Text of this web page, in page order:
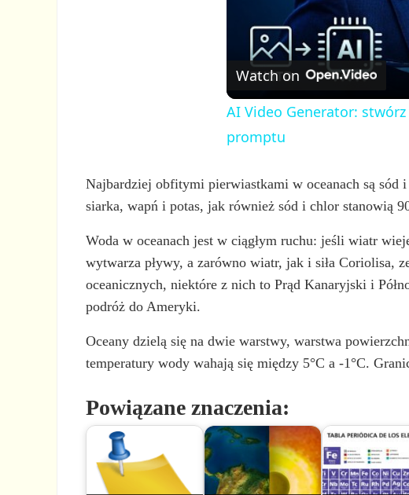
Watch on
AI Video Generator:
promptu
Najbardziej obfitymi pierwiastkami w oceanach są sód
siarka, wapń i potas, jak również sód i chlor stanowią
Woda w oceanach jest w ciągłym ruchu: jeśli wiatr
wytwarza pływy, a zarówno wiatr, jak i siła Coriolisa,
oceanicznych, niektóre z nich to Prąd Kanaryjski i
podróż do Ameryki.
Oceany dzielą się na dwie warstwy, warstwa
temperatury wody wahają się między 5°C a -1°C.
Powiązane znaczenia: